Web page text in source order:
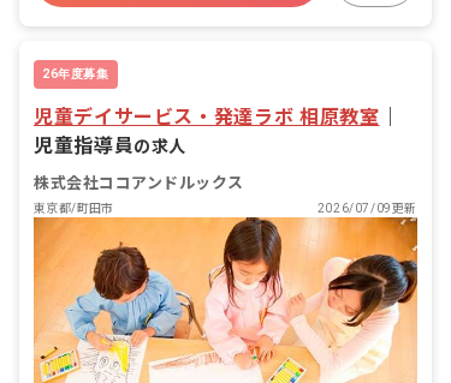
26年度募集
児童デイサービス・発達ラボ 相原教室
児童指導員の求人
株式会社ココアンドルックス
東京都/町田市 2026/07/09更新